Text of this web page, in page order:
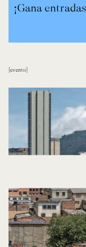
¡Gana
evento